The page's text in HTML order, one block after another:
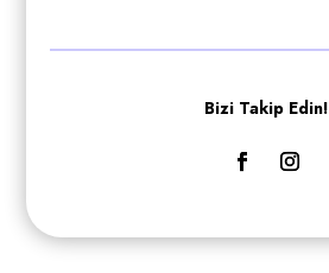
Bizi Takip Edin!